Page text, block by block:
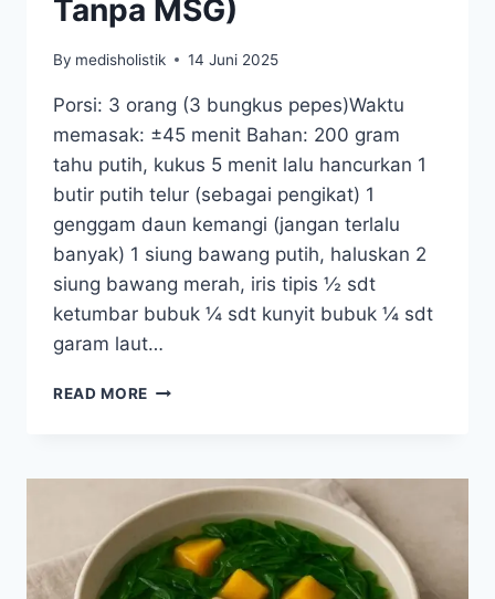
Tanpa MSG)
By medisholistik 14 Juni 2025
Porsi: 3 orang (3 bungkus pepes)Waktu
memasak: ±45 menit Bahan: 200 gram
tahu putih, kukus 5 menit lalu hancurkan 1
butir putih telur (sebagai pengikat) 1
genggam daun kemangi (jangan terlalu
banyak) 1 siung bawang putih, haluskan 2
siung bawang merah, iris tipis ½ sdt
ketumbar bubuk ¼ sdt kunyit bubuk ¼ sdt
garam laut…
READ MORE RESEP
(RAMAH
GINJAL
TANPA
MSG)